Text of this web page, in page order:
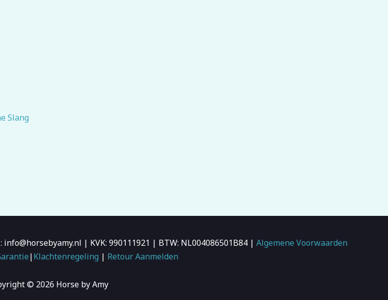
Slang
| KVK: 990111921 | BTW: NL004086501B84 | Algemene Voorwaarden
|Klachtenregeling | Retour Aanmelden
© 2026 Horse by Amy